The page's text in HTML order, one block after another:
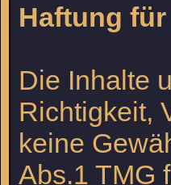
Haftung
Die Inhalte
Richtigkeit,
keine
Abs.1 TMG